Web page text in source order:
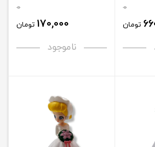
0
تومان
0
170,000 تومان
ناموجود